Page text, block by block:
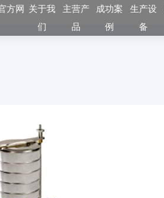
方网
关于我
们
主营产
品
成功案
例
生产设
备